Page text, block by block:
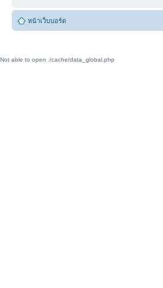
หน้าเว็บบอร์ด
Not able to open ./cache/data_global.php